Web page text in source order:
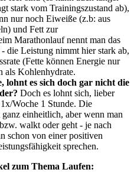
stark vom Trainingszustand ab),
nur noch Eiweiße (z.b: aus
und Fett zur
Marathonlauf nennt man das
die Leistung nimmt hier stark ab,
(Fette können Energie nur
als Kohlenhydrate.
lohnt es sich doch gar nicht die
Doch es lohnt sich, lieber
Woche 1 Stunde. Die
einheitlich, aber wenn man
walkt oder geht - je nach
schon von einer positiven
sprechen.
zum Thema Laufen: